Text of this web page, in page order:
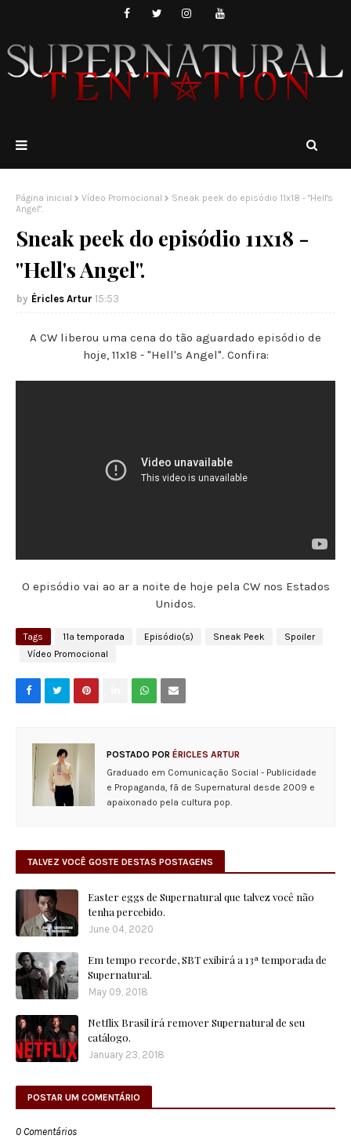
Página inicial Vídeo Promocional
Sneak peek do episódio 11x18 - "Hell's
Angel".
Sneak peek do episódio 11x18 -
"Hell's Angel".
Éricles Artur 15:53
A CW liberou uma cena do tão aguardado episódio de
hoje, 11x18 - "Hell's Angel". Confira:
O episódio vai ao ar a noite de hoje pela CW nos Estados
Unidos.
Tags 11ª temporada Episódio(s) Sneak Peek
Spoiler
Vídeo Promocional
POSTADO POR ÉRICLES ARTUR
Graduado em Comunicação Social - Publicidade
e Propaganda, fã de Supernatural desde 2009 e
apaixonado pela cultura pop.
TALVEZ VOCÊ GOSTE DESTAS POSTAGENS
Easter eggs de Supernatural que talvez você não
tenha percebido.
June 04, 2020
Em tempo recorde, SBT exibirá a 13ª temporada de
Supernatural.
May 09, 2018
Netflix Brasil irá remover Supernatural de seu
catálogo.
January 23, 2018
POSTAR UM COMENTÁRIO
0 Comentários